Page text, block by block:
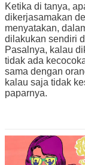
Ketika di tanya,
dikerjasamakan
menyatakan,
dilakukan sendiri
Pasalnya, kalau
tidak ada
sama dengan
kalau saja tidak
paparnya.